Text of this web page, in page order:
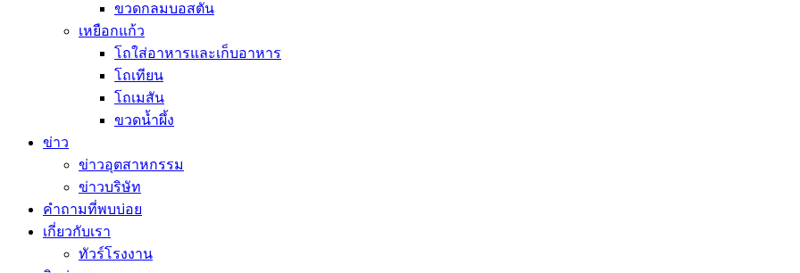
ขวดกลมบอสตัน
เหยือกแก้ว
โถใส่อาหารและเก็บอาหาร
โถเทียน
โถเมสัน
ขวดน้ำผึ้ง
ข่าว
ข่าวอุตสาหกรรม
ข่าวบริษัท
คำถามที่พบบ่อย
เกี่ยวกับเรา
ทัวร์โรงงาน